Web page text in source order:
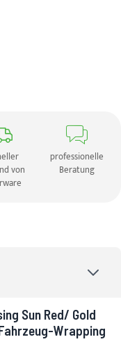
von
professionelle
Beratung
Sun Red/ Gold
Wrapping